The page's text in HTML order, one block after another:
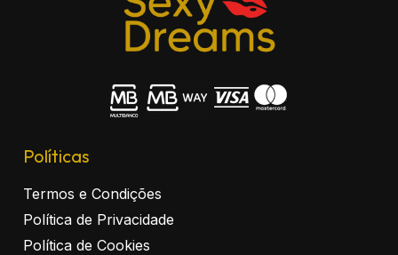
Políticas
Termos e Condições
Política de Privacidade
Política de Cookies